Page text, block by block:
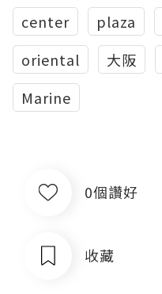
center
plaza
oriental
大阪
Marine
0個讚好
收藏